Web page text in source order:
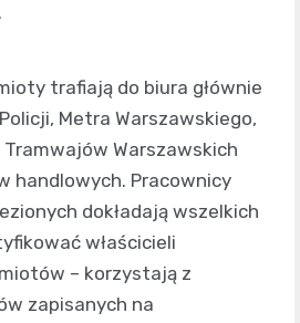
trafiają do biura głównie
Metra Warszawskiego,
Warszawskich
handlowych. Pracownicy
dokładają wszelkich
właścicieli
– korzystają z
zapisanych na